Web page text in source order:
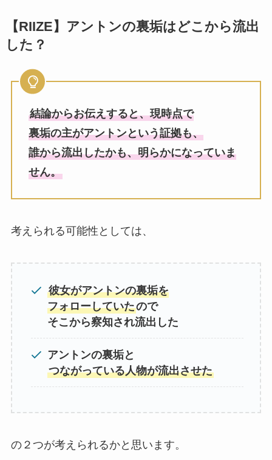
【RIIZE】アントンの裏垢はどこから流出
した？
結論からお伝えすると、現時点で
裏垢の主がアントンという証拠も、
誰から流出したかも、明らかになっていま
せん。
考えられる可能性としては、
彼女がアントンの裏垢を
フォローしていたので
そこから察知され流出した
アントンの裏垢と
つながっている人物が流出させた
の２つが考えられるかと思います。